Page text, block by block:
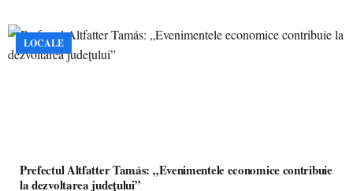
LOCALE
Prefectul Altfatter Tamás: „Evenimentele economice contribuie
la dezvoltarea județului”